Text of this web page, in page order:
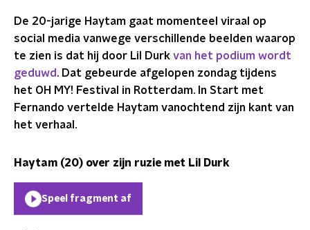
De 20-jarige Haytam gaat momenteel viraal op
social media vanwege verschillende beelden waarop
te zien is dat hij door Lil Durk van het podium wordt
geduwd. Dat gebeurde afgelopen zondag tijdens
het OH MY! Festival in Rotterdam. In Start met
Fernando vertelde Haytam vanochtend zijn kant van
het verhaal.
Haytam (20) over zijn ruzie met Lil Durk
Speel fragment af